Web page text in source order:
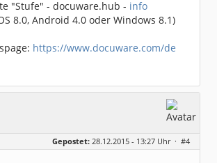
"Stufe" - docuware.hub - info
8.0, Android 4.0 oder Windows 8.1)
https://www.docuware.com/de
Gepostet: 28.12.2015 - 13:27 Uhr · #4